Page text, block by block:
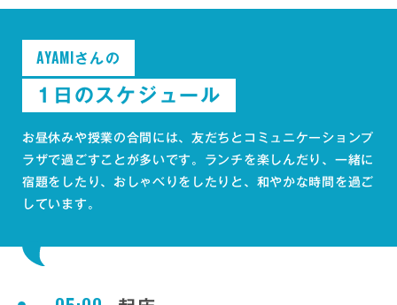
AYAMIさんの
1日のスケジュール
お昼休みや授業の合間には、友だちとコミュニケーションプ
ラザで過ごすことが多いです。ランチを楽しんだり、一緒に
宿題をしたり、おしゃべりをしたりと、和やかな時間を過ご
しています。